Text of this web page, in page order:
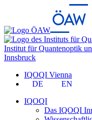
Institut für Quantenoptik
Innsbruck
IQOQI Vienna
DE
EN
IQOQI
Das IQOQI